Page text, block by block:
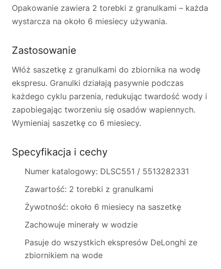
Opakowanie zawiera 2 torebki z granulkami – każda
wystarcza na około 6 miesiecy używania.
Zastosowanie
Włóż saszetkę z granulkami do zbiornika na wodę
ekspresu. Granulki działają pasywnie podczas
każdego cyklu parzenia, redukując twardość wody i
zapobiegając tworzeniu się osadów wapiennych.
Wymieniaj saszetkę co 6 miesiecy.
Specyfikacja i cechy
Numer katalogowy: DLSC551 / 5513282331
Zawartość: 2 torebki z granulkami
Żywotność: około 6 miesiecy na saszetkę
Zachowuje minerały w wodzie
Pasuje do wszystkich ekspresów DeLonghi ze
zbiornikiem na wode